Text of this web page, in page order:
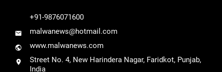
+91-9876071600
malwanews@hotmail.com
www.malwanews.com
Street No. 4, New Harindera Nagar, Faridkot, Punjab,
India